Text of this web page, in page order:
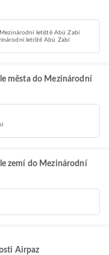
letiště Abú Zabí
letiště Abú Zabí
města do Mezinárodní
zemí do Mezinárodní
Airpaz